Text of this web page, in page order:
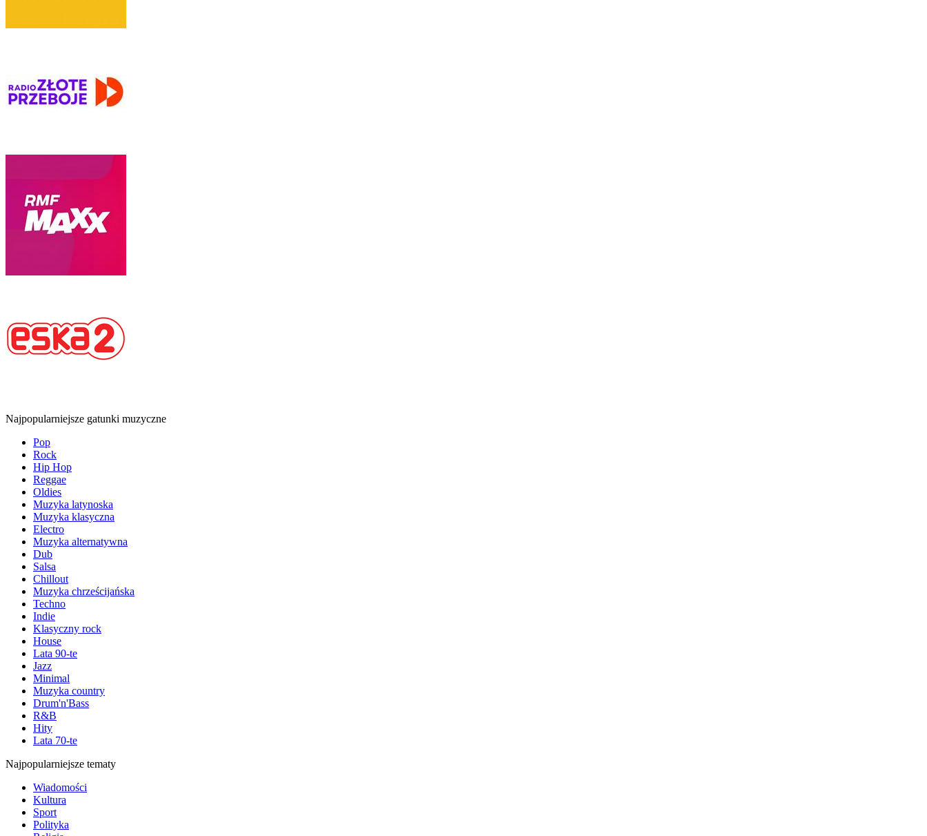
Najpopularniejsze gatunki muzyczne
Pop
Rock
Hip Hop
Reggae
Oldies
Muzyka latynoska
Muzyka klasyczna
Electro
Muzyka alternatywna
Dub
Salsa
Chillout
Muzyka chrześcijańska
Techno
Indie
Klasyczny rock
House
Lata 90-te
Jazz
Minimal
Muzyka country
Drum'n'Bass
R&B
Hity
Lata 70-te
Najpopularniejsze tematy
Wiadomości
Kultura
Sport
Polityka